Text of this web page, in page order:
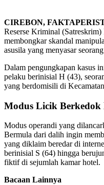
CIREBON,
Reserse Kriminal
membongkar skandal
asusila yang menyasar
Dalam pengungkapan kasus
pelaku berinisial H (43),
yang berdomisili di
Modus Licik Berkedok
Modus operandi yang
Bermula dari dalih ingin
yang diklaim beredar di
berinisial S (64) hingga
fiktif di sejumlah kamar hotel.
Bacaan Lainnya